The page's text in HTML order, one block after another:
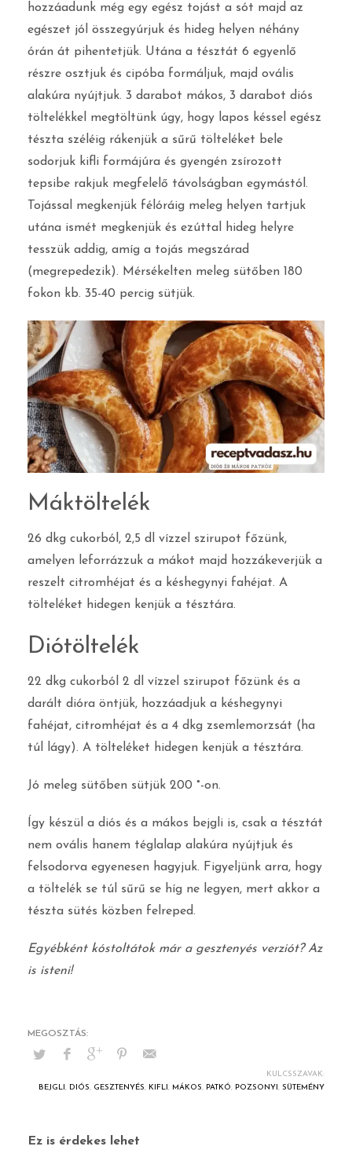
hozzáadunk még egy egész tojást a sót majd az
egészet jól összegyúrjuk és hideg helyen néhány
órán át pihentetjük. Utána a tésztát 6 egyenlő
részre osztjuk és cipóba formáljuk, majd ovális
alakúra nyújtjuk. 3 darabot mákos, 3 darabot diós
töltelékkel megtöltünk úgy, hogy lapos késsel egész
tészta széléig rákenjük a sűrű tölteléket bele
sodorjuk kifli formájúra és gyengén zsírozott
tepsibe rakjuk megfelelő távolságban egymástól.
Tojással megkenjük félóráig meleg helyen tartjuk
utána ismét megkenjük és ezúttal hideg helyre
tesszük addig, amíg a tojás megszárad
(megrepedezik). Mérsékelten meleg sütőben 180
fokon kb. 35-40 percig sütjük.
Máktöltelék
26 dkg cukorból, 2,5 dl vízzel szirupot főzünk,
amelyen leforrázzuk a mákot majd hozzákeverjük a
reszelt citromhéjat és a késhegynyi fahéjat. A
tölteléket hidegen kenjük a tésztára.
Diótöltelék
22 dkg cukorból 2 dl vízzel szirupot főzünk és a
darált dióra öntjük, hozzáadjuk a késhegynyi
fahéjat, citromhéjat és a 4 dkg zsemlemorzsát (ha
túl lágy). A tölteléket hidegen kenjük a tésztára.
Jó meleg sütőben sütjük 200 °-on.
Így készül a diós és a mákos bejgli is, csak a tésztát
nem ovális hanem téglalap alakúra nyújtjuk és
felsodorva egyenesen hagyjuk. Figyeljünk arra, hogy
a töltelék se túl sűrű se híg ne legyen, mert akkor a
tészta sütés közben felreped.
Egyébként kóstoltátok már a gesztenyés verziót? Az
is isteni!
KULCSSZAVAK:
BEJGLI, DIÓS, GESZTENYÉS, KIFLI, MÁKOS, PATKÓ, POZSONYI, SÜTEMÉNY
Ez is érdekes lehet